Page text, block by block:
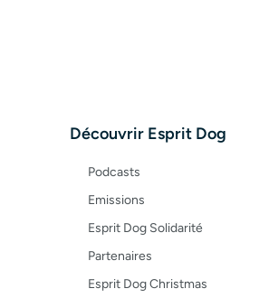
Découvrir Esprit Dog
Podcasts
Emissions
Esprit Dog Solidarité
Partenaires
Esprit Dog Christmas